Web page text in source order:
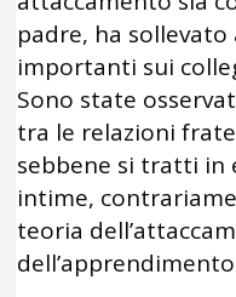
padre, ha
importanti sui
Sono state
tra le relazioni
sebbene si tratti in
intime,
teoria